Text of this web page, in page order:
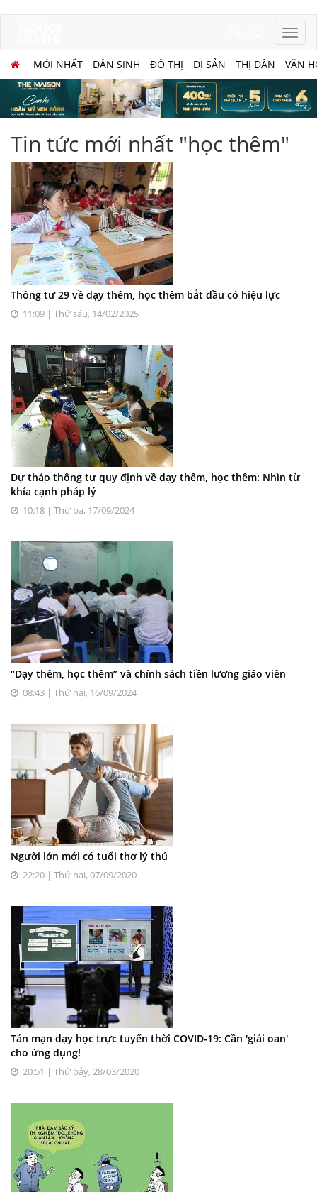
MỚI NHẤT DÂN SINH ĐÔ THỊ DI SẢN THỊ DÂN VĂN
Tin tức mới nhất "học thêm"
Thông tư 29 về dạy thêm, học thêm bắt đầu có hiệu lực
11:09 | Thứ sáu, 14/02/2025
Dự thảo thông tư quy định về dạy thêm, học thêm: Nhìn từ
khía cạnh pháp lý
10:18 | Thứ ba, 17/09/2024
“Dạy thêm, học thêm” và chính sách tiền lương giáo viên
08:43 | Thứ hai, 16/09/2024
Người lớn mới có tuổi thơ lý thú
22:20 | Thứ hai, 07/09/2020
Tản mạn dạy học trực tuyến thời COVID-19: Cần 'giải oan'
cho ứng dụng!
20:51 | Thứ bảy, 28/03/2020